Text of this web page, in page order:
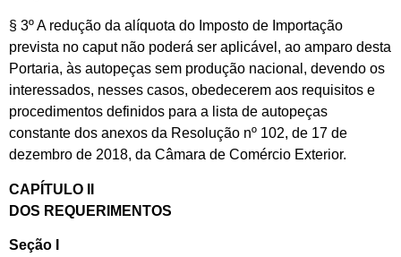
§ 3º A redução da alíquota do Imposto de Importação
prevista no caput não poderá ser aplicável, ao amparo desta
Portaria, às autopeças sem produção nacional, devendo os
interessados, nesses casos, obedecerem aos requisitos e
procedimentos definidos para a lista de autopeças
constante dos anexos da Resolução nº 102, de 17 de
dezembro de 2018, da Câmara de Comércio Exterior.
CAPÍTULO II
DOS REQUERIMENTOS
Seção I